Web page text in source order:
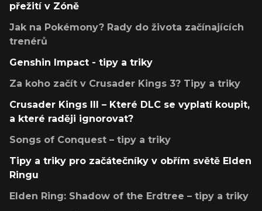
přežití v Zóně
Jak na Pokémony? Rady do života začínajících
trenérů
Genshin Impact - tipy a triky
Za koho začít v Crusader Kings 3? Tipy a triky
Crusader Kings III – Které DLC se vyplatí koupit,
a které raději ignorovat?
Songs of Conquest – tipy a triky
Tipy a triky pro začátečníky v obřím světě Elden
Ringu
Elden Ring: Shadow of the Erdtree – tipy a triky